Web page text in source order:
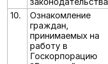
10.
Ознакомление
граждан,
принимаемых на
работу в
Госкорпорацию